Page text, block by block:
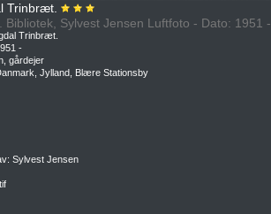
Trinbræt.
Bibliotek, Sylvest Jensen Luftfoto - Dato: 1951 -
Trinbræt.
-
gårdejer
Jylland, Blære Stationsby
Sylvest Jensen